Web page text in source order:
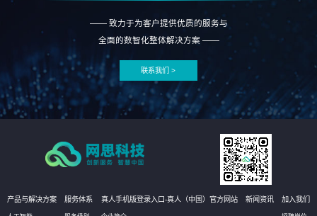
—— 致力于为客户提供优质的服务与
全面的数智化整体解决方案 ——
联系我们 >
产品与解决方案 服务体系 真人手机版登录入口-真人（中国）官方网站 新闻资讯 加入我们